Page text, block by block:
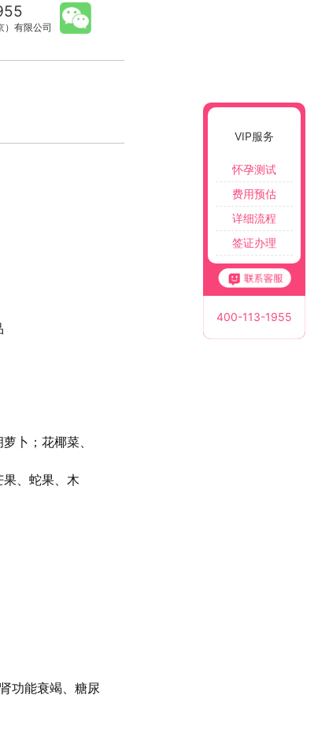
）有限公司
卜；花椰菜、
、蛇果、木
功能衰竭、糖尿
VIP服务
怀孕测试
费用预估
详细流程
签证办理
400-113-1955